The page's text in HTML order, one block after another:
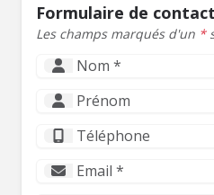
Formulaire de contact
Les champs marqués d'un *